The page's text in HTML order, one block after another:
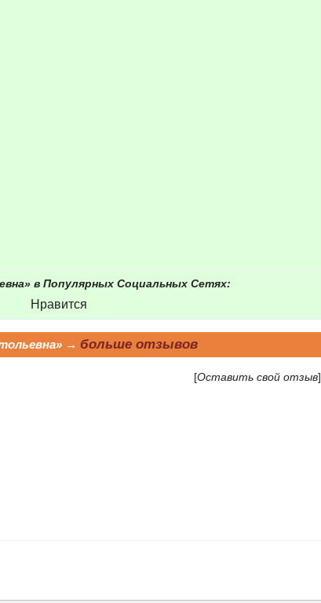
в Популярных Социальных Сетях:
Нравится
→ больше отзывов
[Оставить свой отзыв]